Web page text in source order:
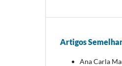
Artigos
Ana Carla